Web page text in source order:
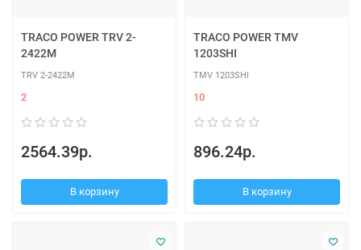
TRACO POWER TRV 2-
2422M
TRV 2-2422M
2
2564.39р.
В корзину
TRACO POWER TMV
1203SHI
TMV 1203SHI
10
896.24р.
В корзину